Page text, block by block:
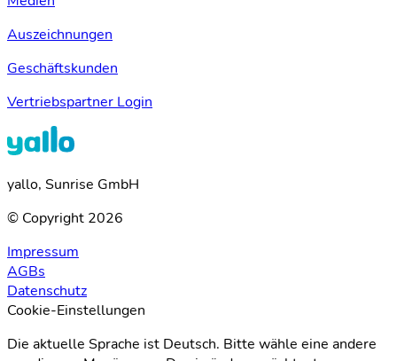
Auszeichnungen
Geschäftskunden
Vertriebspartner Login
yallo, Sunrise GmbH
© Copyright 2026
Impressum
AGBs
Datenschutz
Cookie-Einstellungen
Die aktuelle Sprache ist Deutsch. Bitte wähle eine andere